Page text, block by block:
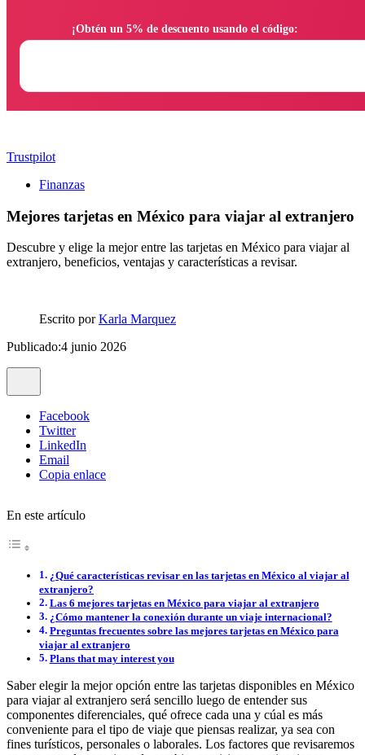
Trustpilot
Finanzas
Mejores tarjetas en México para viajar al extranjero
Descubre y elige la mejor entre las tarjetas en México para viajar al
extranjero, beneficios, ventajas y características a revisar.
Escrito porKarla Marquez
Publicado:4 junio 2026
Facebook
Twitter
LinkedIn
Email
Copia enlace
En este artículo
¿Qué características revisar en las tarjetas en México al viajar al
extranjero?
Las 6 mejores tarjetas en México para viajar al extranjero
¿Cómo mantener la conexión durante un viaje internacional?
Preguntas frecuentes sobre las mejores tarjetas en México para
viajar al extranjero
Plans that may interest you
Saber elegir la mejor opción entre las tarjetas disponibles en México
para viajar al extranjero será sencillo luego de entender sus
componentes diferenciales, qué ofrece cada una y cúal es más
conveniente para el tipo de viaje que piensas realizar, ya sea con
fines turísticos, personales o laborales. Los factores que revisaremos